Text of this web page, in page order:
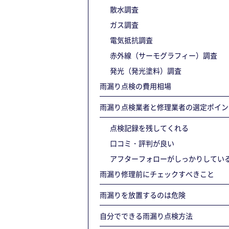
散水調査
ガス調査
電気抵抗調査
赤外線（サーモグラフィー）調査
発光（発光塗料）調査
雨漏り点検の費用相場
雨漏り点検業者と修理業者の選定ポイ
点検記録を残してくれる
口コミ・評判が良い
アフターフォローがしっかりしてい
雨漏り修理前にチェックすべきこと
雨漏りを放置するのは危険
自分でできる雨漏り点検方法